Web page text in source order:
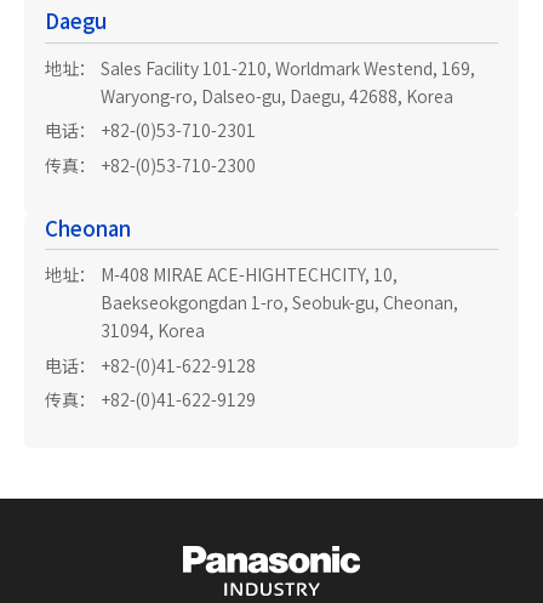
Daegu
地址：
Sales Facility 101-210, Worldmark Westend, 169,
Waryong-ro, Dalseo-gu, Daegu, 42688, Korea
电话：
+82-(0)53-710-2301
传真：
+82-(0)53-710-2300
Cheonan
地址：
M-408 MIRAE ACE-HIGHTECHCITY, 10,
Baekseokgongdan 1-ro, Seobuk-gu, Cheonan,
31094, Korea
电话：
+82-(0)41-622-9128
传真：
+82-(0)41-622-9129